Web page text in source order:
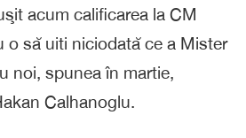
acum calificarea la CM
o să uiti niciodată ce a Mister
noi, spunea în martie,
Calhanoglu.